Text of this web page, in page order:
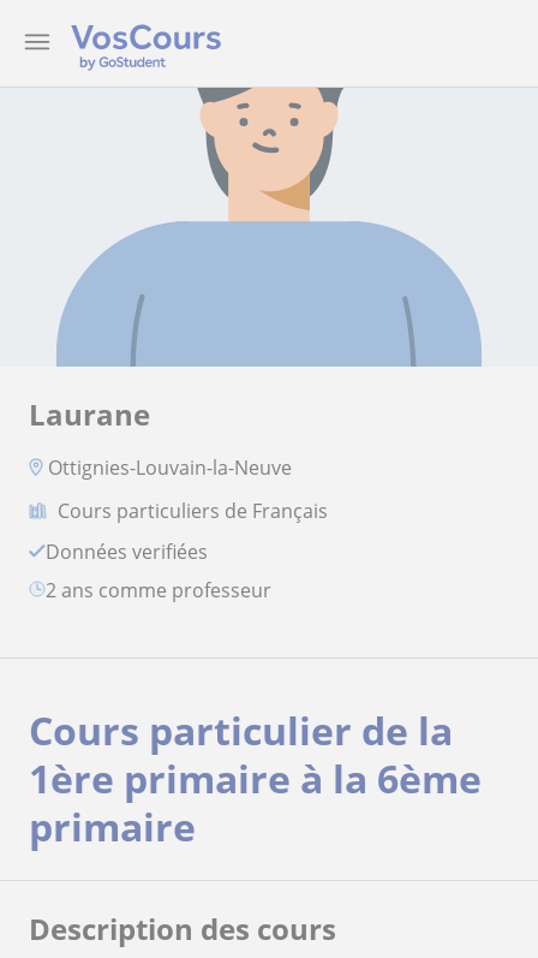
Laurane
Ottignies-Louvain-la-Neuve
Cours particuliers de Français
Données verifiées
2 ans comme professeur
Cours particulier de la
1ère primaire à la 6ème
primaire
Description des cours